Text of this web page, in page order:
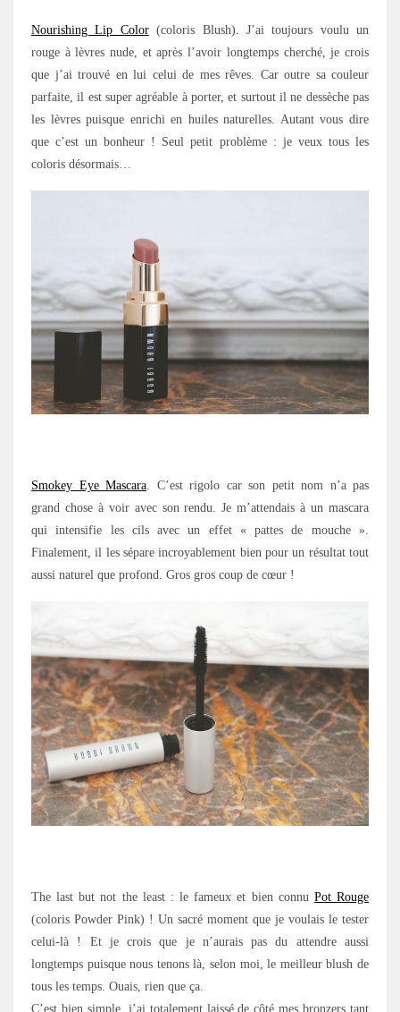
Nourishing Lip Color(coloris Blush). J’ai toujours voulu un
rouge à lèvres nude, et après l’avoir longtemps cherché, je crois
que j’ai trouvé en lui celui de mes rêves. Car outre sa couleur
parfaite, il est super agréable à porter, et surtout il ne dessèche pas
les lèvres puisque enrichi en huiles naturelles. Autant vous dire
que c’est un bonheur ! Seul petit problème : je veux tous les
coloris désormais…
Smokey Eye Mascara. C’est rigolo car son petit nom n’a pas
grand chose à voir avec son rendu. Je m’attendais à un mascara
qui intensifie les cils avec un effet « pattes de mouche ».
Finalement, il les sépare incroyablement bien pour un résultat tout
aussi naturel que profond. Gros gros coup de cœur !
The last but not the least : le fameux et bien connu Pot Rouge
(coloris Powder Pink) ! Un sacré moment que je voulais le tester
celui-là ! Et je crois que je n’aurais pas du attendre aussi
longtemps puisque nous tenons là, selon moi, le meilleur blush de
tous les temps. Ouais, rien que ça.
C’est bien simple, j’ai totalement laissé de côté mes bronzers tant